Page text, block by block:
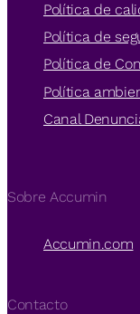
Política de
Política de
Política de
Política
Canal
Sobre Accumin
Accumin.com
Contacto